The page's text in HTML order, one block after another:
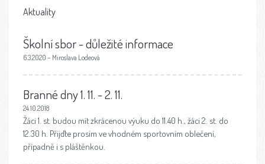
Aktuality
Školní sbor - důležité informace
6.3.2020 – Miroslava Lodeová
Branné dny 1. 11. - 2. 11.
24.10.2018
Žáci 1. st. budou mít zkrácenou výuku do 11.40 h., žáci 2. st. do
12.30 h. Přijďte prosím ve vhodném sportovním oblečení,
případně i s pláštěnkou.